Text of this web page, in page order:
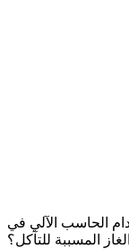
الحاسب الآلي في
المسببة للتآكل؟